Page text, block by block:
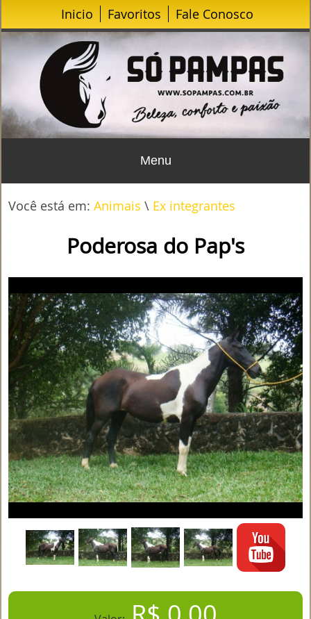
Inicio Favoritos Fale Conosco
Menu
Você está em: Animais \ Ex integrantes
Poderosa do Pap's